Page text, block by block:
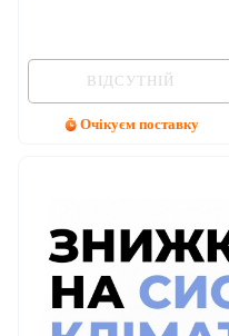
ВІДСУТНІЙ
Очікуєм поставку